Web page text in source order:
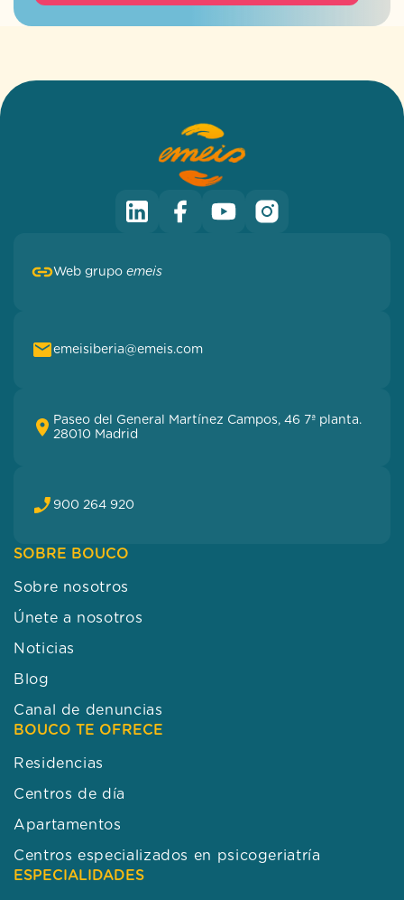
Web grupo emeis
emeisiberia@emeis.com
Paseo del General Martínez Campos, 46 7ª planta.
28010 Madrid
900 264 920
SOBRE BOUCO
Sobre nosotros
Únete a nosotros
Noticias
Blog
Canal de denuncias
BOUCO TE OFRECE
Residencias
Centros de día
Apartamentos
Centros especializados en psicogeriatría
ESPECIALIDADES